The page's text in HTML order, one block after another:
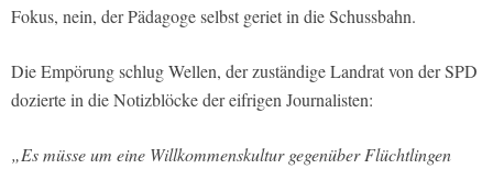
Fokus, nein, der Pädagoge selbst geriet in die Schussbahn.
Die Empörung schlug Wellen, der zuständige Landrat von der SPD
dozierte in die Notizblöcke der eifrigen Journalisten:
„Es müsse um eine Willkommenskultur gegenüber Flüchtlingen